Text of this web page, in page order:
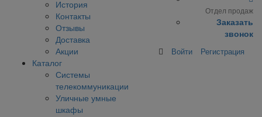
История
Контакты
Отзывы
Доставка
Акции
Каталог
Системы
телекоммуникации
Уличные умные
шкафы
Отдел продаж
Заказать
звонок
Войти Регистрация